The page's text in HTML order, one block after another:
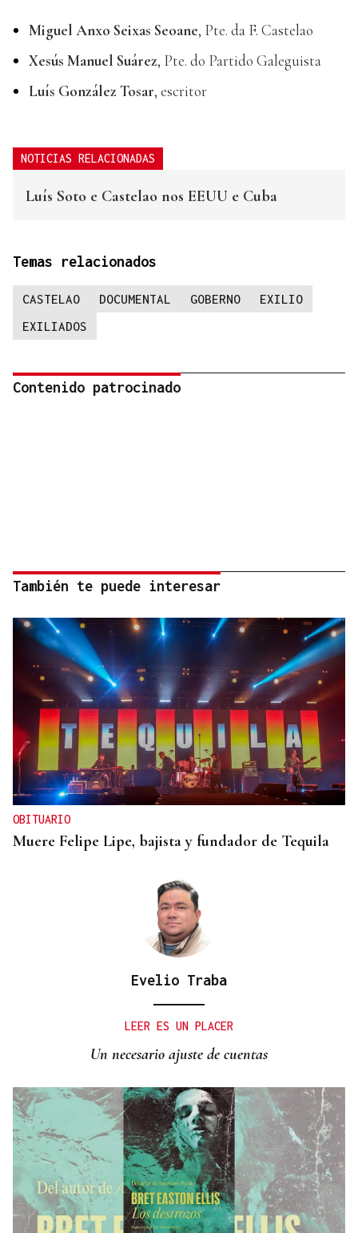
Miguel Anxo Seixas Seoane, Pte. da F. Castelao
Xesús Manuel Suárez, Pte. do Partido Galeguista
Luís González Tosar, escritor
NOTICIAS RELACIONADAS
Luís Soto e Castelao nos EEUU e Cuba
Temas relacionados
CASTELAO DOCUMENTAL GOBERNO
EXILIO
EXILIADOS
Contenido patrocinado
También te puede interesar
OBITUARIO
Muere Felipe Lipe, bajista y fundador de Tequila
Evelio Traba
LEER ES UN PLACER
Un necesario ajuste de cuentas